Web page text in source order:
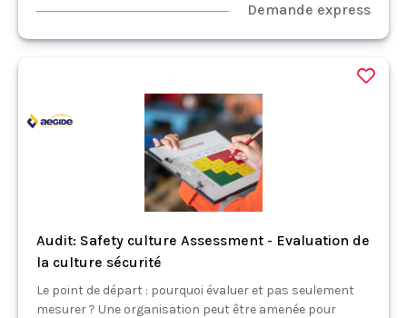
Demande express
Audit: Safety culture Assessment - Evaluation de
la culture sécurité
Le point de départ : pourquoi évaluer et pas seulement
mesurer ? Une organisation peut être amenée pour